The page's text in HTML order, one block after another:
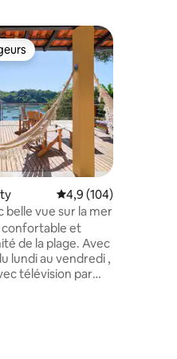
Évaluation moyenne
4,9 (104)
belle vue sur la mer
confortable et
de la plage. Avec
lundi au vendredi ,
télévision par